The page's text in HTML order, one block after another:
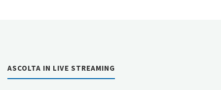
ASCOLTA IN LIVE STREAMING